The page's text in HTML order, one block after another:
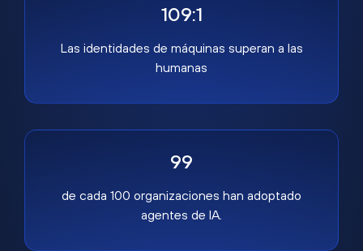
109:1
Las identidades de máquinas superan a las
humanas
99
de cada 100 organizaciones han adoptado
agentes de IA.